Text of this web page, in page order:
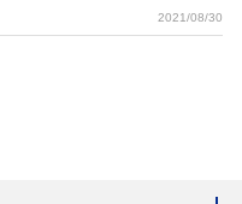
2021/08/30